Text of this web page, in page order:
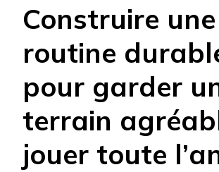
Construire une
routine
pour garder
terrain
jouer toute